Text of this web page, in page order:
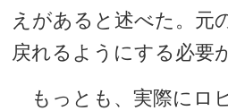
えがあると述べた。元
戻れるようにする必要
もっとも、実際にロ